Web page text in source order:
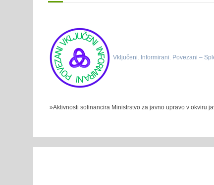
Vključeni. Informirani. Povezani –
»Aktivnosti sofinancira Ministrstvo za javno upravo v okviru